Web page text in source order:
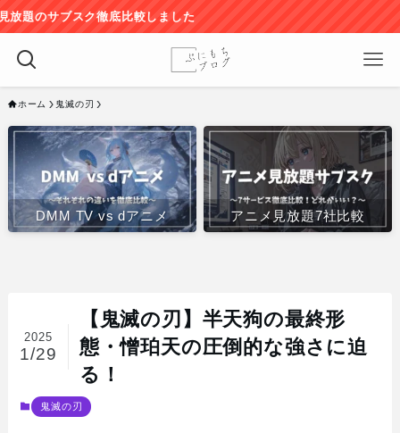
徹底比較しました
ホーム 鬼滅の刃
DMM TV vs dアニメ アニメ見放題7社比較
【鬼滅の刃】半天狗の最終形
態・憎珀天の圧倒的な強さに迫
る！
2025
1/29
鬼滅の刃